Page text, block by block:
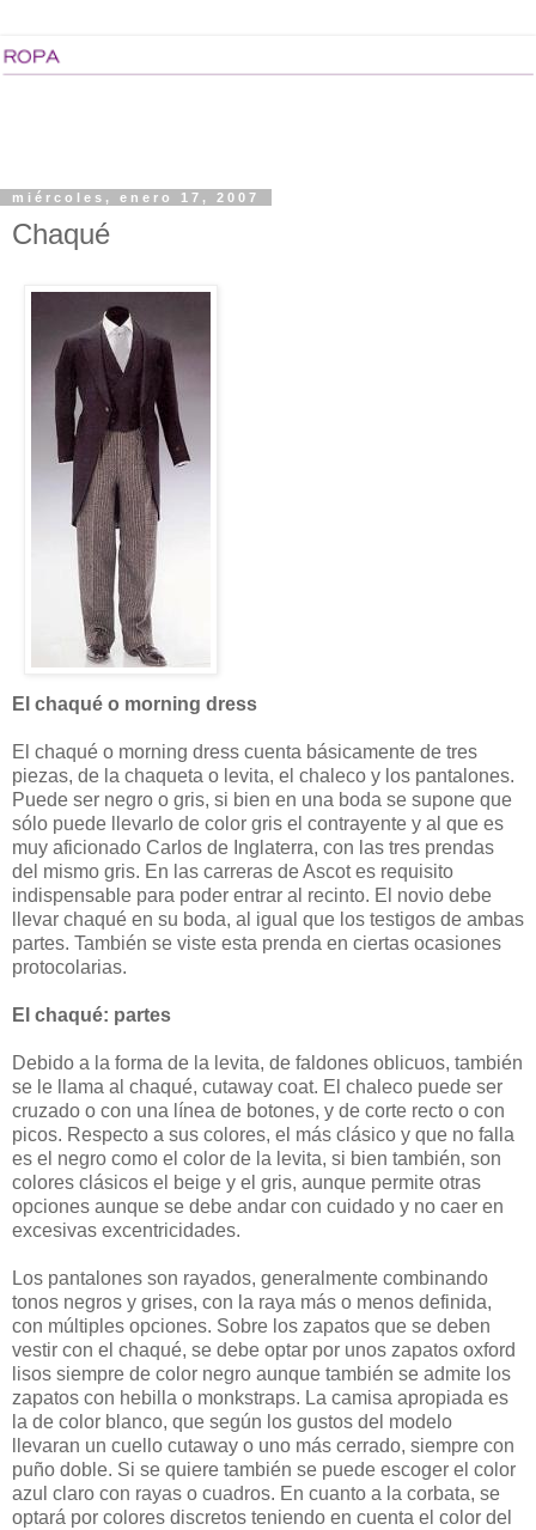
miércoles, enero 17, 2007
Chaqué
El chaqué o morning dress
El chaqué o morning dress cuenta básicamente de tres
piezas, de la chaqueta o levita, el chaleco y los pantalones.
Puede ser negro o gris, si bien en una boda se supone que
sólo puede llevarlo de color gris el contrayente y al que es
muy aficionado Carlos de Inglaterra, con las tres prendas
del mismo gris. En las carreras de Ascot es requisito
indispensable para poder entrar al recinto. El novio debe
llevar chaqué en su boda, al igual que los testigos de ambas
partes. También se viste esta prenda en ciertas ocasiones
protocolarias.
El chaqué: partes
Debido a la forma de la levita, de faldones oblicuos, también
se le llama al chaqué, cutaway coat. El chaleco puede ser
cruzado o con una línea de botones, y de corte recto o con
picos. Respecto a sus colores, el más clásico y que no falla
es el negro como el color de la levita, si bien también, son
colores clásicos el beige y el gris, aunque permite otras
opciones aunque se debe andar con cuidado y no caer en
excesivas excentricidades.
Los pantalones son rayados, generalmente combinando
tonos negros y grises, con la raya más o menos definida,
con múltiples opciones. Sobre los zapatos que se deben
vestir con el chaqué, se debe optar por unos zapatos oxford
lisos siempre de color negro aunque también se admite los
zapatos con hebilla o monkstraps. La camisa apropiada es
la de color blanco, que según los gustos del modelo
llevaran un cuello cutaway o uno más cerrado, siempre con
puño doble. Si se quiere también se puede escoger el color
azul claro con rayas o cuadros. En cuanto a la corbata, se
optará por colores discretos teniendo en cuenta el color del